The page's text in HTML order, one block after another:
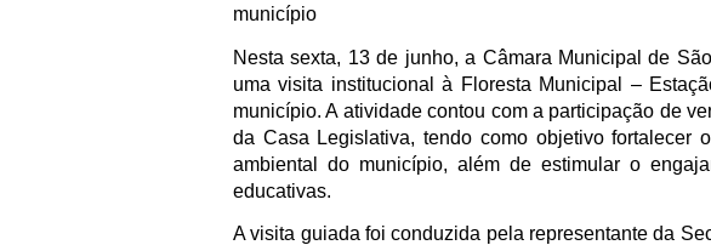
município
Nesta sexta, 13 de junho, a Câmara Municipal de
uma visita institucional à Floresta Municipal –
município. A atividade contou com a participação de
da Casa Legislativa, tendo como objetivo fortalecer
ambiental do município, além de estimular o
educativas.
A visita guiada foi conduzida pela representante da